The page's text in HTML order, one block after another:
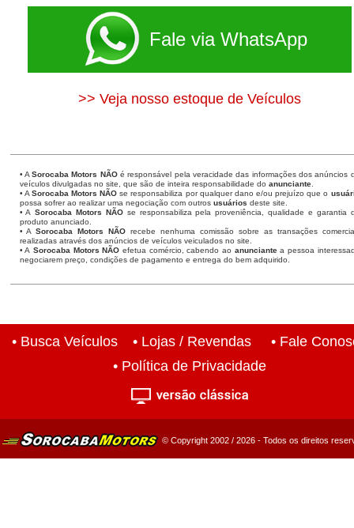
Fale via WhatsApp
>> Veja nosso estoque de Veículos
• ASorocaba Motors NÃOé responsável pela veracidade das informações dos anúncios
veículos divulgadas no site, que são de inteira responsabilidade do anunciante.
• A Sorocaba Motors NÃO se responsabiliza por qualquer dano e/ou prejuízo que o
possa sofrer ao realizar uma negociação com outros usuários deste site.
• A Sorocaba Motors NÃOse responsabiliza pela proveniência, qualidade e garantia
produto anunciado.
• ASorocaba Motors NÃO recebe nenhuma comissão sobre as transações
realizadas através dos anúncios de veículos veiculados no site.
• A Sorocaba Motors NÃO efetua comércio, cabendo ao anunciantea pessoa
negociarem preço, condições de pagamento e entrega do bem adquirido.